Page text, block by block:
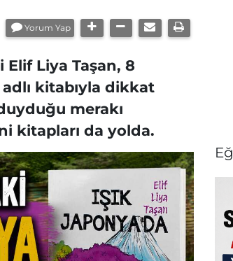
Yorum Yap
Elif Liya Taşan, 8
adlı kitabıyla dikkat
merakı
kitapları da yolda.